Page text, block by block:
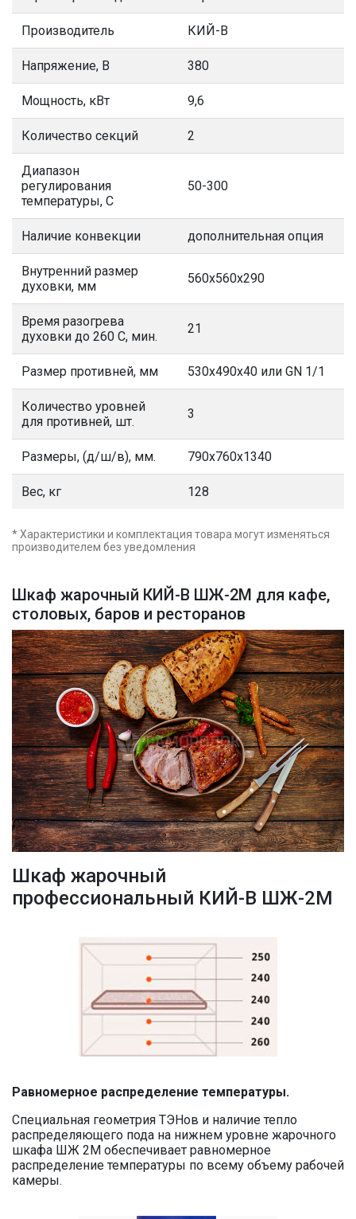
Шкаф жарочный КИЙ-В ШЖ-2М для кафе,
столовых, баров и ресторанов
Шкаф жарочный
профессиональный КИЙ-В ШЖ-2М
Равномерное распределение температуры.
Специальная геометрия ТЭНов и наличие тепло
распределяющего пода на нижнем уровне жарочного
шкафа ШЖ 2М обеспечивает равномерное
распределение температуры по всему объему рабочей
камеры.
Производитель КИЙ-В
Напряжение, В 380
Мощность, кВт 9,6
Количество секций 2
Диапазон
регулирования
температуры, С
50-300
Наличие конвекции дополнительная опция
Внутренний размер
духовки, мм
560х560х290
Время разогрева
духовки до 260 С, мин.
21
Размер противней, мм 530х490х40 или GN 1/1
Количество уровней
для противней, шт.
3
Размеры, (д/ш/в), мм. 790х760х1340
Вес, кг 128
* Характеристики и комплектация товара могут изменяться
производителем без уведомления